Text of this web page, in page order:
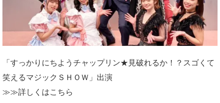
「すっかりにちようチャップリン★見破れるか！？スゴくて
笑えるマジックＳＨＯＷ」出演
≫≫詳しくはこちら